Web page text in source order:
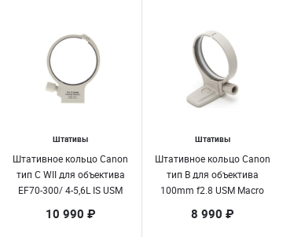
Штативы
Штативное кольцо Canon
тип C WII для объектива
EF70-300/ 4-5,6L IS USM
10 990 ₽
Штативы
Штативное кольцо Canon
тип B для объектива
100mm f2.8 USM Macro
8 990 ₽